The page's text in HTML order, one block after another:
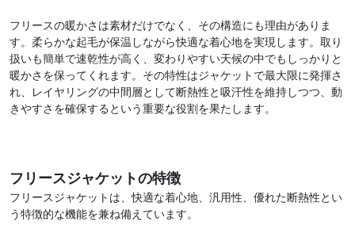
フリースの暖かさは素材だけでなく、その構造にも理由がありま
す。柔らかな起毛が保温しながら快適な着心地を実現します。取り
扱いも簡単で速乾性が高く、変わりやすい天候の中でもしっかりと
暖かさを保ってくれます。その特性はジャケットで最大限に発揮さ
れ、レイヤリングの中間層として断熱性と吸汗性を維持しつつ、動
きやすさを確保するという重要な役割を果たします。
フリースジャケットの特徴
フリースジャケットは、快適な着心地、汎用性、優れた断熱性とい
う特徴的な機能を兼ね備えています。